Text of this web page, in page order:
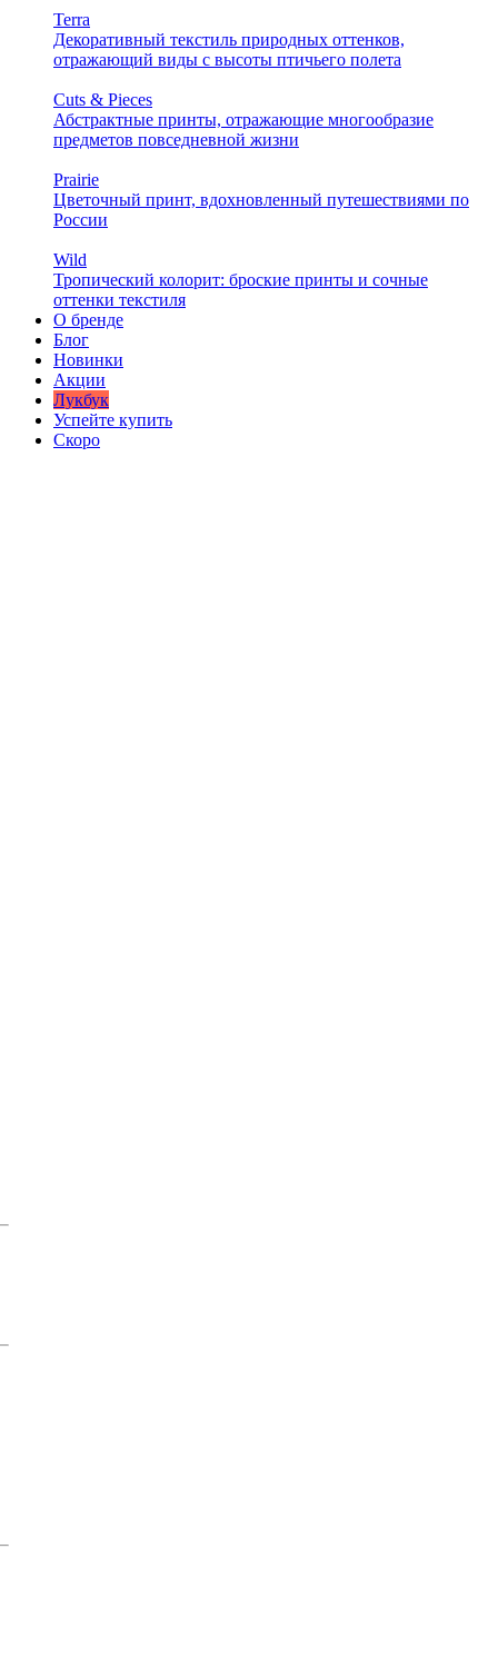
Terra
Декоративный текстиль природных оттенков,
отражающий виды с высоты птичьего полета
Cuts & Pieces
Абстрактные принты, отражающие многообразие
предметов повседневной жизни
Prairie
Цветочный принт, вдохновленный путешествиями по
России
Wild
Тропический колорит: броские принты и сочные
оттенки текстиля
О бренде
Блог
Новинки
Акции
Лукбук
Успейте купить
Скоро